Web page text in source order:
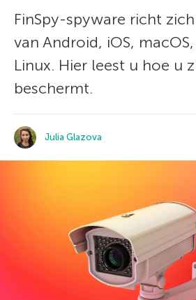
FinSpy-spyware richt
van Android, iOS,
Linux. Hier leest u hoe u
beschermt.
Julia Glazova